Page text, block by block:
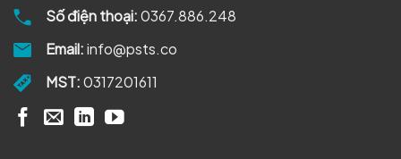
Số điện thoại:0367.886.248
Email:info@psts.co
MST:0317201611